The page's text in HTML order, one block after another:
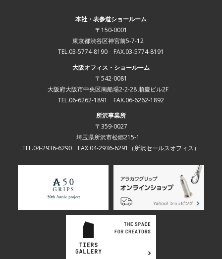
本社・表参道ショールーム
〒150-0001
東京都渋谷区神宮前5-7-12
TEL.03-5774-8190 FAX.03-5774-8191
大阪オフィス・ショールーム
〒542-0081
大阪府大阪市中央区南船場2-2-28 順慶ビル2F
TEL.06-6262-1891 FAX.06-6262-1892
所沢事業所
〒359-0027
埼玉県所沢市松郷215-1
TEL.04-2936-6290 FAX.04-2936-6291 （所沢セールスオフィス）